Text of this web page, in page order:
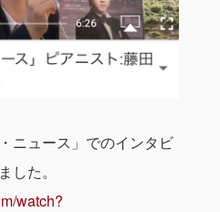
ニュース」でのインタビ
した。
watch?